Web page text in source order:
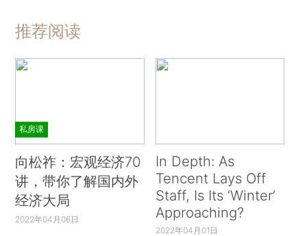
推荐阅读
私房课
向松祚：宏观经济70
讲，带你了解国内外
经济大局
2022年04月06日
In Depth: As
Tencent Lays Off
Staff, Is Its ‘Winter’
Approaching?
2022年04月01日